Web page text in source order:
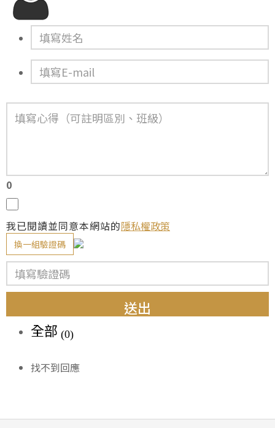
0
我已閱讀並同意本網站的隱私權政策
換一組驗證碼
送出
全部 (0)
找不到回應